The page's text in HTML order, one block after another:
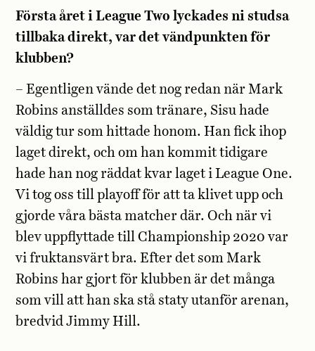
Första året i League Two lyckades ni studsa
tillbaka direkt, var det vändpunkten för
klubben?
– Egentligen vände det nog redan när Mark
Robins anställdes som tränare, Sisu hade
väldig tur som hittade honom. Han fick ihop
laget direkt, och om han kommit tidigare
hade han nog räddat kvar laget i League One.
Vi tog oss till playoff för att ta klivet upp och
gjorde våra bästa matcher där. Och när vi
blev uppflyttade till Championship 2020 var
vi fruktansvärt bra. Efter det som Mark
Robins har gjort för klubben är det många
som vill att han ska stå staty utanför arenan,
bredvid Jimmy Hill.